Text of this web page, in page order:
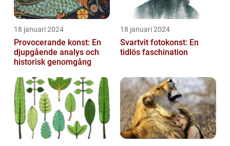
18 januari 2024
Provocerande konst: En
djupgående analys och
historisk genomgång
18 januari 2024
Svartvit fotokonst: En
tidlös faschination